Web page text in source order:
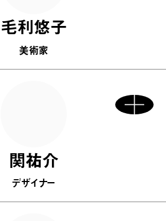
毛利悠子
美術家
関祐介
デザイナー